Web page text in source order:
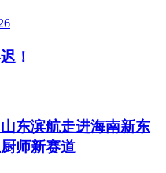
！
东滨航走进海南新东
师新赛道